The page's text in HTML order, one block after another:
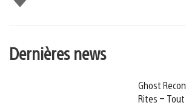
Dernières news
Ghost
Rites – Tout